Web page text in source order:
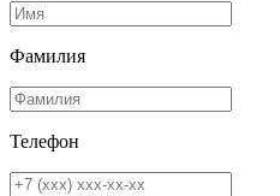
Фамилия
Телефон